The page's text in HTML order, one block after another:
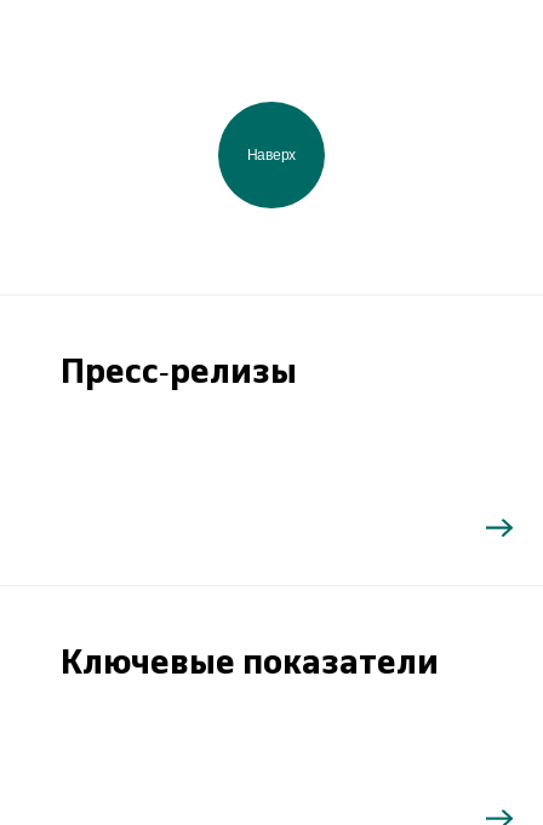
Наверх
Пресс-релизы
Ключевые показатели